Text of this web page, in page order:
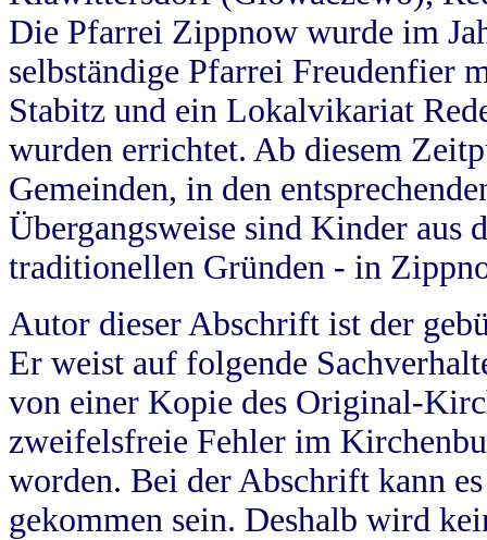
Die Pfarrei Zippnow wurde im
selbständige Pfarrei Freudenfier
Stabitz und ein Lokalvikariat
wurden errichtet. Ab diesem
Gemeinden, in den
Übergangsweise sind Kinder aus
traditionellen Gründen - in
Autor dieser Abschrift ist der
Er weist auf folgende
von einer Kopie des Original-
zweifelsfreie Fehler im
worden. Bei der Abschrift kann
gekommen sein. Deshalb wird